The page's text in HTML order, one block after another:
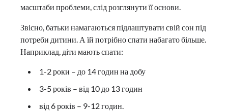
масштаби проблеми, слід розглянути її основи.
Звісно, батьки намагаються підлаштувати свій сон під
потреби дитини. А їй потрібно спати набагато більше.
Наприклад, діти мають спати:
1-2 роки – до 14 годин на добу
3-5 років – від 10 до 13 годин
від 6 років – 9-12 годин.